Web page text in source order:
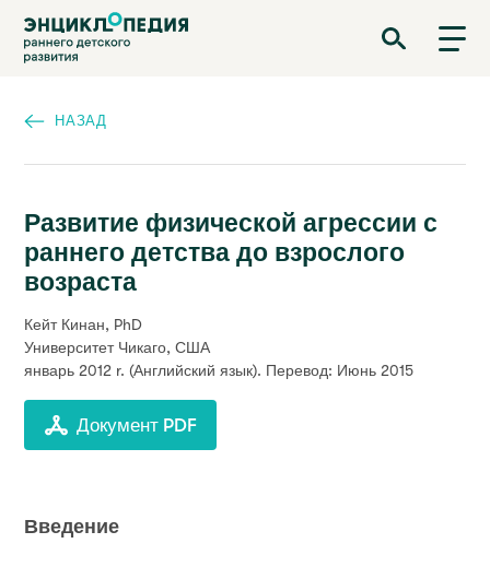
Перейти
основному
Энциклопедия раннего детского развития
НАЗАД
Развитие физической агрессии с
раннего детства до взрослого
возраста
Кейт Кинан, PhD
Университет Чикаго, США
январь 2012 r. (Английский язык). Перевод: Июнь 2015
Документ PDF
Введение